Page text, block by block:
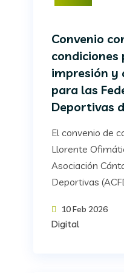
Convenio
condiciones
impresión y
para las
Deportivas
El convenio de
Llorente
Asociación
Deportivas
10 Feb 2026
Digital